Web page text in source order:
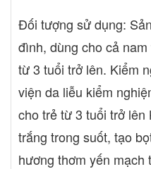
Đối tượng sử dụng:
đình, dùng cho cả
từ 3 tuổi trở lên. Kiểm
viện da liễu kiểm
cho trẻ từ 3 tuổi trở lên
trắng trong suốt, tạo
hương thơm yến mạch